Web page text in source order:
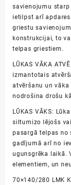
savienojumu
ietilpst arī
griestu
konstrukcijai, to
telpas griestiem.
LŪKAS VĀKA
izmantotais
atvēršanu un
nodrošina drošu
LŪKAS VĀKS:
siltumizo lējošs
pasargā telpas no
gadījumā arī no
ugunsgrēka laikā.
elementiem, un
70×140/280 LMK